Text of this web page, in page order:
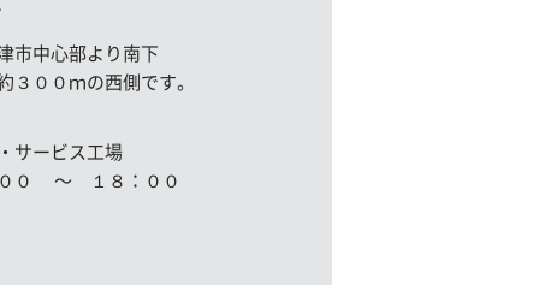
市中心部より南下
３００ｍの西側です。
サービス工場
０ 〜 １８：００